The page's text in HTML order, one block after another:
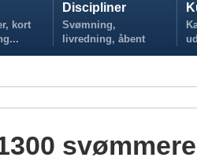
kort
Discipliner
Svømning,
livredning, åbent
vand...